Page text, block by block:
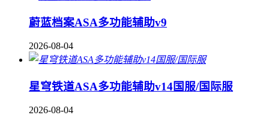
蔚蓝档案ASA多功能辅助v9
2026-08-04
星穹铁道ASA多功能辅助v14国服/国际服
2026-08-04